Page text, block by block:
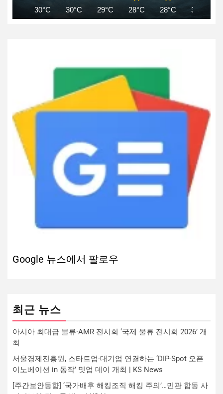
30°C 30°C 29°C 28°C 28°C 30°C
Google 뉴스에서 팔로우
최근 뉴스
아시아 최대급 물류·AMR 전시회 ‘국제 물류 전시회 2026’ 개
최
서울경제진흥원, 스타트업-대기업 연결하는 ‘DIP-Spot 오픈
이노베이션 in 동작’ 밋업 데이 개최 | KS News
[주간보안동향] ‘국가배후 해킹조직 해킹 주의’…민관 합동 사